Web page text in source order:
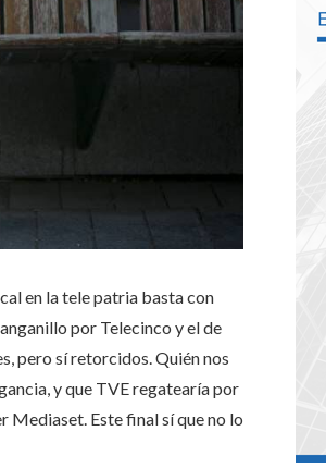
en la tele patria basta con
por Telecinco y el de
pero sí retorcidos. Quién nos
y que TVE regatearía por
Mediaset. Este final sí que no lo